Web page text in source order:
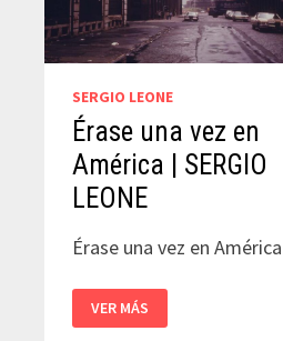
SERGIO LEONE
Érase una vez en
América | SERGIO
LEONE
Érase una vez en
ÉRASE
UNA
VEZ
VER MÁS